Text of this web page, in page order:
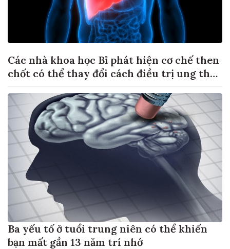
Các nhà khoa học Bỉ phát hiện cơ chế then
chốt có thể thay đổi cách điều trị ung thư
Ba yếu tố ở tuổi trung niên có thể khiến
bạn mất gần 13 năm trí nhớ